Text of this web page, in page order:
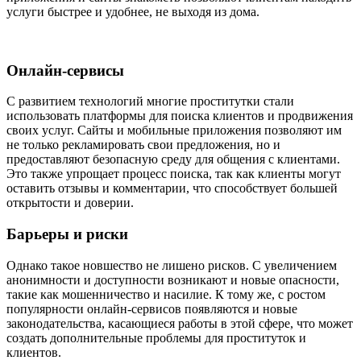
услуги быстрее и удобнее, не выходя из дома.
Онлайн-сервисы
С развитием технологий многие проститутки стали
использовать платформы для поиска клиентов и продвижения
своих услуг. Сайты и мобильные приложения позволяют им
не только рекламировать свои предложения, но и
предоставляют безопасную среду для общения с клиентами.
Это также упрощает процесс поиска, так как клиенты могут
оставить отзывы и комментарии, что способствует большей
открытости и доверии.
Барьеры и риски
Однако такое новшество не лишено рисков. С увеличением
анонимности и доступности возникают и новые опасности,
такие как мошенничество и насилие. К тому же, с ростом
популярности онлайн-сервисов появляются и новые
законодательства, касающиеся работы в этой сфере, что может
создать дополнительные проблемы для проституток и
клиентов.